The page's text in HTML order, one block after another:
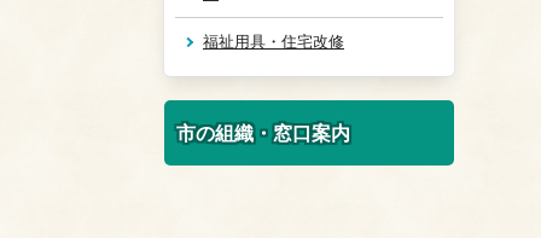
福祉用具・住宅改修
市の組織・窓口案内